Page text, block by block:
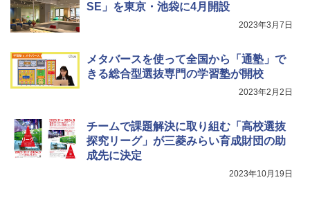
SE」を東京・池袋に4月開設
2023年3月7日
メタバースを使って全国から「通塾」で
きる総合型選抜専門の学習塾が開校
2023年2月2日
チームで課題解決に取り組む「高校選抜
探究リーグ」が三菱みらい育成財団の助
成先に決定
2023年10月19日